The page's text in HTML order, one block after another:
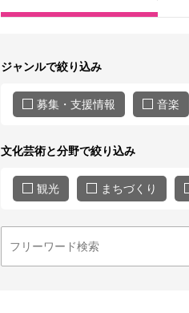
ジャンルで絞り込み
募集・支援情報 音楽
文化芸術と分野で絞り込み
観光 まちづくり